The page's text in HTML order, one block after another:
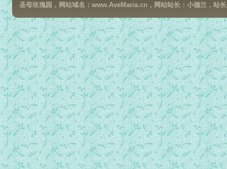
圣母玫瑰园，网站域名：www.AveMaria.cn，网站站长：小德兰，